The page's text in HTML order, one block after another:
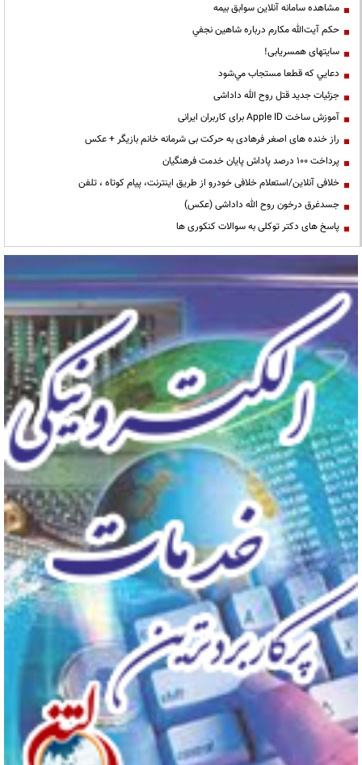
مشاهده سامانه آنلاين سوابق بیمه
حكم آيت‌الله مكارم درباره شاهين نجفي
سایتهای همسریابی!
دعايي كه قطعا مستجاب مي‌شود
جزئیات جدید قتل روح الله داداشی
آموزش ساخت Apple ID برای کاربران ایرانی
راز خنده های اصغر فرهادی به حرکت بی شرمانه خانم بازیگر + عکس
پرداخت ۱۰۰ درصد پاداش پایان خدمت فرهنگیان
خلافی آنلاین/استعلام خلافی خودرو از طریق اینترنت، پیام کوتاه ، تلفن
جسدغرق درخون روح الله داداشی (عکس)
پاسخ های دکتر توکلی به سوالات کنکوری ها